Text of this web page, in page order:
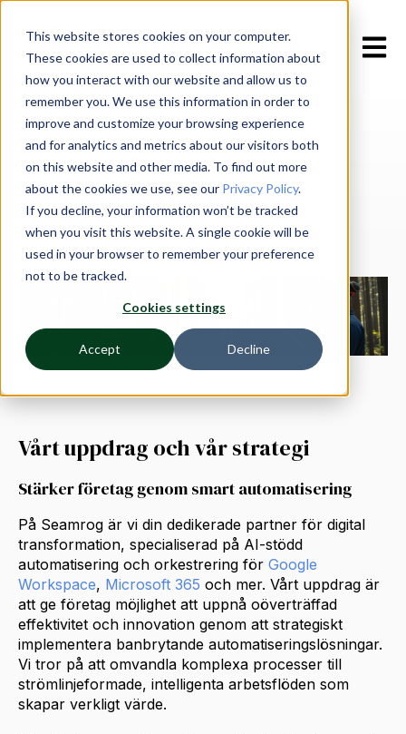
This website stores cookies on your computer.
These cookies are used to collect information about
how you interact with our website and allow us to
remember you. We use this information in order to
improve and customize your browsing experience
and for analytics and metrics about our visitors both
on this website and other media. To find out more
about the cookies we use, see our Privacy Policy.
If you decline, your information won’t be tracked
when you visit this website. A single cookie will be
used in your browser to remember your preference
not to be tracked.
Cookies settings
Accept Decline
Open
VEM ÄR SEAMROG
Om Oss
Vårt uppdrag och vår strategi
Stärker företag genom smart automatisering
På Seamrog är vi din dedikerade partner för digital
transformation, specialiserad på AI-stödd
automatisering och orkestrering för Google
Workspace, Microsoft 365 och mer. Vårt uppdrag är
att ge företag möjlighet att uppnå oöverträffad
effektivitet och innovation genom att strategiskt
implementera banbrytande automatiseringslösningar.
Vi tror på att omvandla komplexa processer till
strömlinjeformade, intelligenta arbetsflöden som
skapar verkligt värde.